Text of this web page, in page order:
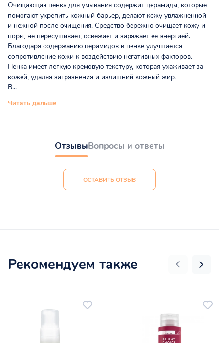
Очищающая пенка для умывания содержит церамиды, которые
помогают укрепить кожный барьер, делают кожу увлажненной
и нежной после очищения. Средство бережно очищает кожу и
поры, не пересушивает, освежает и заряжает ее энергией.
Благодаря содержанию церамидов в пенке улучшается
сопротивление кожи к воздействию негативных факторов.
Пенка имеет легкую кремовую текстуру, которая ухаживает за
кожей, удаляя загрязнения и излишний кожный жир.
В...
Читать дальше
ОтзывыВопросы и ответы
ОСТАВИТЬ ОТЗЫВ
Рекомендуем также